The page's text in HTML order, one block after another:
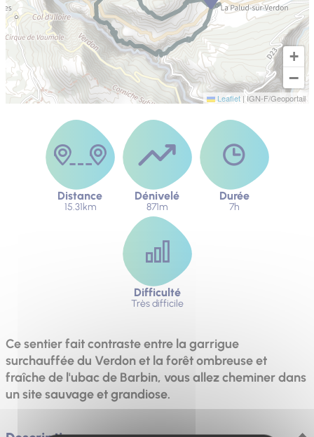
+
−
Leaflet | IGN-F/Geoportail
Distance
15.31km
Dénivelé
871m
Durée
7h
Difficulté
Très difficile
Ce sentier fait contraste entre la garrigue
surchauffée du Verdon et la forêt ombreuse et
fraîche de l'ubac de Barbin, vous allez cheminer dans
un site sauvage et grandiose.